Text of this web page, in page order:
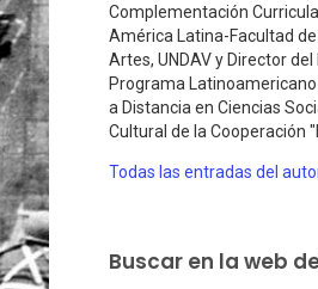
Complementación
América Latina-Facultad
Artes, UNDAV y Director del
Programa
a Distancia en Ciencias
Cultural de la Cooperación
Todas las entradas del
Buscar en la web